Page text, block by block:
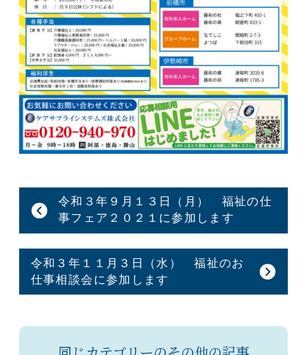
令和３年９月１３日（月） 福祉の仕
事フェア２０２１に参加します
令和３年１１月３日（水） 福祉のお
仕事相談会に参加します